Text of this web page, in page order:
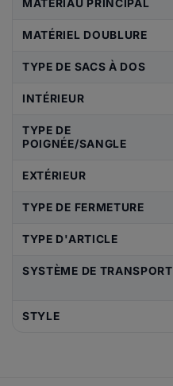
MATÉRIAU PRINCIPAL
MATÉRIEL DOUBLURE
TYPE DE SACS À DOS
INTÉRIEUR
TYPE DE
POIGNÉE/SANGLE
EXTÉRIEUR
TYPE DE FERMETURE
TYPE D'ARTICLE
SYSTÈME DE TRANSPORT
STYLE